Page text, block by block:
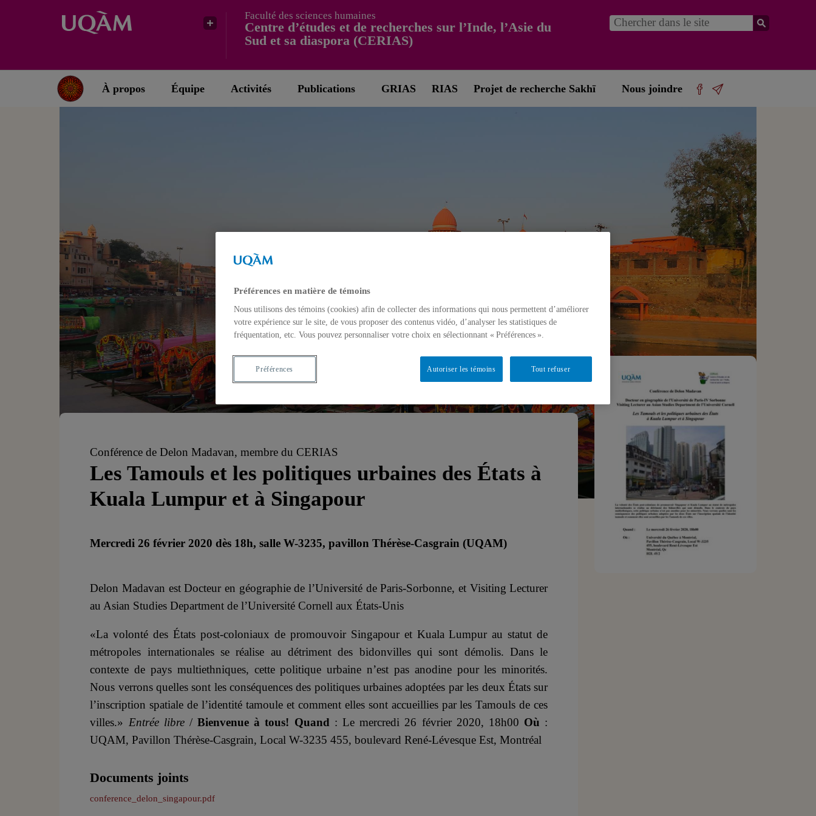
Faculté des sciences humaines
Centre d’études et de recherches sur l’Inde, l’Asie du
Sud et sa diaspora (CERIAS)
À propos Équipe Activités Publications GRIAS RIAS Projet de recherche Sakhī Nous joindre
Conférence de Delon Madavan, membre du CERIAS
Les Tamouls et les politiques urbaines des États à
Kuala Lumpur et à Singapour
Mercredi 26 février 2020 dès 18h, salle W-3235, pavillon Thérèse-Casgrain (UQAM)
Delon Madavan est Docteur en géographie de l’Université de Paris-Sorbonne, et Visiting Lecturer
au Asian Studies Department de l’Université Cornell aux États-Unis
«La volonté des États post-coloniaux de promouvoir Singapour et Kuala Lumpur au statut de
métropoles internationales se réalise au détriment des bidonvilles qui sont démolis. Dans le
contexte de pays multiethniques, cette politique urbaine n’est pas anodine pour les minorités.
Nous verrons quelles sont les conséquences des politiques urbaines adoptées par les deux États sur
l’inscription spatiale de l’identité tamoule et comment elles sont accueillies par les Tamouls de ces
villes.» Entrée libre/Bienvenue à tous! Quand : Le mercredi 26 février 2020, 18h00 Où :
UQAM, Pavillon Thérèse-Casgrain, Local W-3235 455, boulevard René-Lévesque Est, Montréal
Documents joints
conference_delon_singapour.pdf
Préférences en matière de témoins
Nous utilisons des témoins (cookies) afin de collecter des informations qui nous permettent d’améliorer
votre expérience sur le site, de vous proposer des contenus vidéo, d’analyser les statistiques de
fréquentation, etc. Vous pouvez personnaliser votre choix en sélectionnant « Préférences ».
Tout refuser
Autoriser les témoins
Préférences